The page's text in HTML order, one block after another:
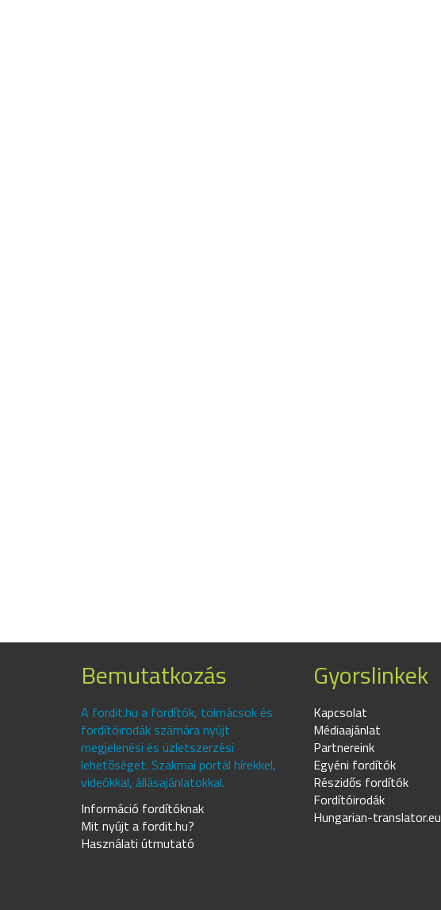
Bemutatkozás
A fordit.hu a fordítók, tolmácsok és
fordítóirodák számára nyújt
megjelenési és üzletszerzési
lehetőséget. Szakmai portál hírekkel,
videókkal, állásajánlatokkal.
Információ fordítóknak
Mit nyújt a fordit.hu?
Használati útmutató
Gyorslinkek
Kapcsolat
Médiaajánlat
Partnereink
Egyéni fordítók
Részidős fordítók
Fordítóirodák
Hungarian-translator.eu